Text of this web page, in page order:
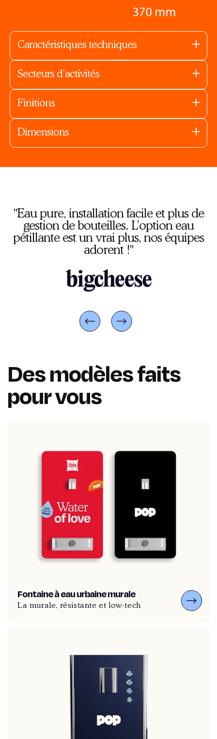
Caractéristiques techniques
Secteurs d’activités
Finitions
Dimensions
"Eau pure, installation facile et plus de
gestion de bouteilles. L’option eau
pétillante est un vrai plus, nos équipes
adorent !"
Des modèles faits
pour vous
Fontaine à eau urbaine murale
La murale, résistante et low-tech